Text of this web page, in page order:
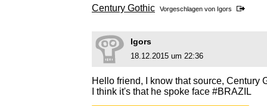
Century Gothic Vorgeschlagen von Igors
Igors
18.12.2015 um 22:36
Hello friend, I know that source, Century
I think it's that he spoke face #BRAZIL